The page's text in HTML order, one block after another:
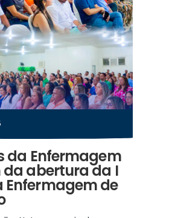
da Enfermagem
abertura da I
Enfermagem de